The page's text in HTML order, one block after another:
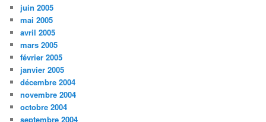
juin 2005
mai 2005
avril 2005
mars 2005
février 2005
janvier 2005
décembre 2004
novembre 2004
octobre 2004
septembre 2004